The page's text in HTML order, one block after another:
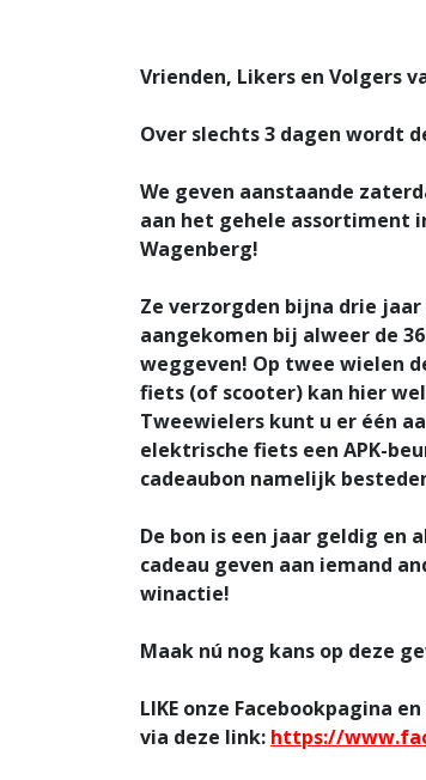
Vrienden, Likers en Volgers
Over slechts3 dagen wordt
We geven aanstaande
aan het gehele assortiment
Wagenberg!
Ze verzorgden bijna drie
aangekomen bij alweer de
weggeven! Op twee wielen
fiets (of scooter) kan hier
Tweewielers kunt u er één
elektrische fiets een APK-
cadeaubon namelijk
De bon is een jaar geldig en
cadeau geven aan iemand
winactie!
Maak nú nog kans op deze
LIKE onze Facebookpagina en
via deze link: https://